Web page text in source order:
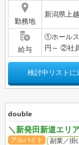
勤務地
新潟県上
給与
①ホール
円～ ②社
検討中リストに
double
＼新発田新道エリ
アルバイト 副業／掛